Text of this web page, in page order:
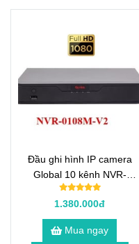
Đầu ghi hình IP camera
Global 10 kênh NVR-
0108M-V2
1.380.000đ
Mua ngay